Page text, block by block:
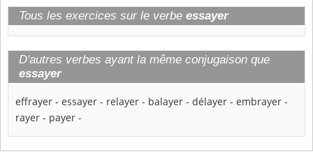
Tous les exercices sur le verbe essayer
D'autres verbes ayant la même conjugaison que
essayer
effrayer - essayer - relayer - balayer - délayer - embrayer -
rayer - payer -